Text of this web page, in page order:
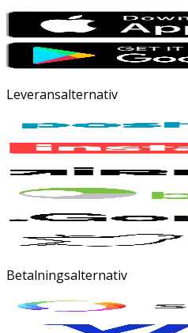
Leveransalternativ
Betalningsalternativ